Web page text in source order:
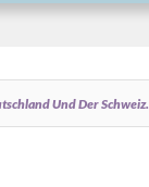
Und Der Schweiz.